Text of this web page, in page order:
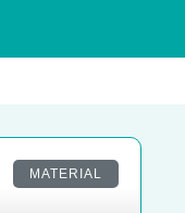
MATERIAL